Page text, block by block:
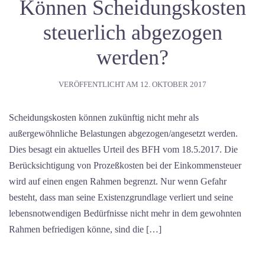
Können Scheidungskosten
steuerlich abgezogen
werden?
VERÖFFENTLICHT AM 12. OKTOBER 2017
Scheidungskosten können zukünftig nicht mehr als
außergewöhnliche Belastungen abgezogen/angesetzt werden.
Dies besagt ein aktuelles Urteil des BFH vom 18.5.2017. Die
Berücksichtigung von Prozeßkosten bei der Einkommensteuer
wird auf einen engen Rahmen begrenzt. Nur wenn Gefahr
besteht, dass man seine Existenzgrundlage verliert und seine
lebensnotwendigen Bedürfnisse nicht mehr in dem gewohnten
Rahmen befriedigen könne, sind die […]